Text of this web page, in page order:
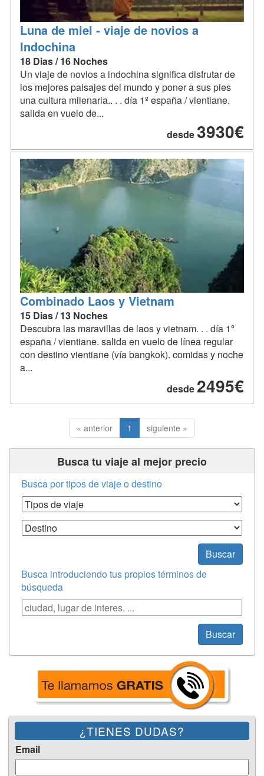
Luna de miel - viaje de novios a
Indochina
18 Dias / 16 Noches
Un viaje de novios a indochina significa disfrutar de
los mejores paisajes del mundo y poner a sus pies
una cultura milenaria.. . . día 1º españa / vientiane.
salida en vuelo de...
desde 3930€
Combinado Laos y Vietnam
15 Dias / 13 Noches
Descubra las maravillas de laos y vietnam. . . día 1º
españa / vientiane. salida en vuelo de línea regular
con destino vientiane (vía bangkok). comidas y noche
a...
desde 2495€
« anterior 1 siguiente »
Busca tu viaje al mejor precio
Busca por tipos de viaje o destino
Tipos de Viaje
Destino
Buscar
Busca introduciendo tus propios términos de
búsqueda
Búsqueda
Buscar
¿TIENES DUDAS?
Email